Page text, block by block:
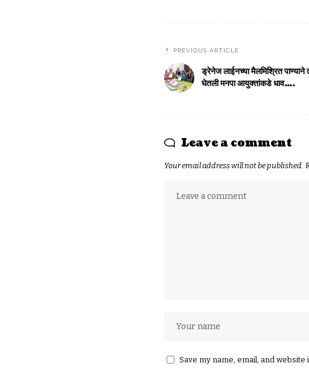
PREVIOUS ARTICLE
ड्रेनेज लाईनच्या मैलमिश्रित पाण्याने
घेतली मनपा आयुक्तांकडे धाव….
Leave a comment
Your email address will not be published.
Save my name, email, and